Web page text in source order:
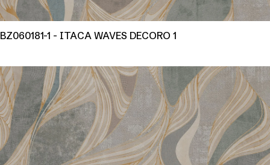
BZ060181-1 - ITACA WAVES DECORO 1